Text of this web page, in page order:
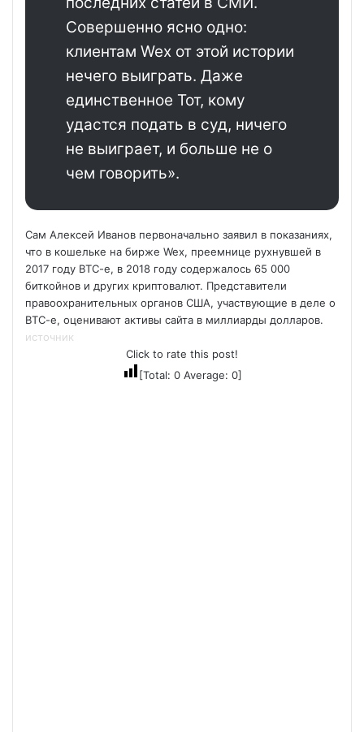
Совершенно ясно одно:
клиентам Wex от этой истории
нечего выиграть. Даже
единственное Тот, кому
удастся подать в суд, ничего
не выиграет, и больше не о
чем говорить».
Сам Алексей Иванов первоначально заявил в показаниях,
что в кошельке на бирже Wex, преемнице рухнувшей в
2017 году BTC-e, в 2018 году содержалось 65 000
биткойнов и других криптовалют. Представители
правоохранительных органов США, участвующие в деле о
BTC-e, оценивают активы сайта в миллиарды долларов.
источник
Click to rate this post!
[Total: 0Average: 0]